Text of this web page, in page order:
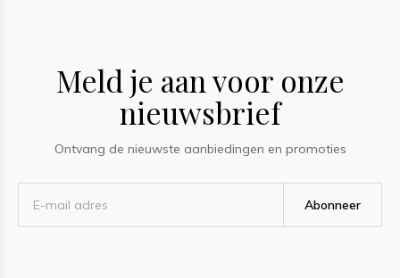
Meld je aan voor onze
nieuwsbrief
Ontvang de nieuwste aanbiedingen en promoties
Abonneer